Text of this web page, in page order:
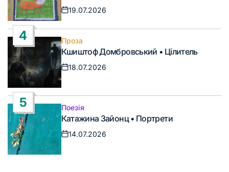
Дата
19.07.2026
4
Опублікувати
у
Проза
Кшиштоф Домбровський • Цілитель
Дата
запису
18.07.2026
5
Опублікувати
у
Поезія
Катажина Зайонц • Портрети
Дата
14.07.2026